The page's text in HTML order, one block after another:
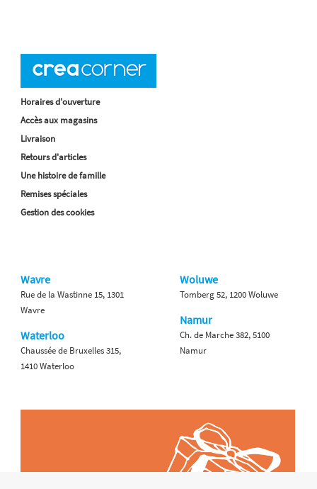
Horaires d'ouverture
Accès aux magasins
Livraison
Retours d'articles
Une histoire de famille
Remises spéciales
Gestion des cookies
Wavre
Rue de la Wastinne 15, 1301
Wavre
Waterloo
Chaussée de Bruxelles 315,
1410 Waterloo
Woluwe
Tomberg 52, 1200 Woluwe
Namur
Ch. de Marche 382, 5100
Namur